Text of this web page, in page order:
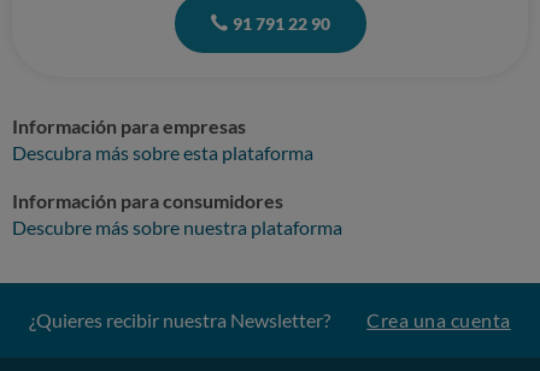
91 791 22 90
Información para empresas
Descubra más sobre esta plataforma
Información para consumidores
Descubre más sobre nuestra plataforma
¿Quieres recibir nuestra Newsletter? Crea una cuenta